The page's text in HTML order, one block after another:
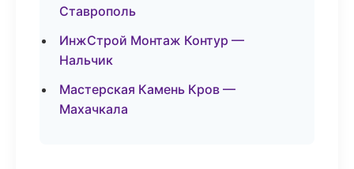
Ставрополь
ИнжСтрой Монтаж Контур —
Нальчик
Мастерская Камень Кров —
Махачкала